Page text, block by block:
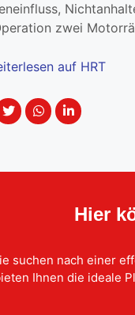
zwei
auf HRT
Hier
suchen nach einer
Ihnen die ideale